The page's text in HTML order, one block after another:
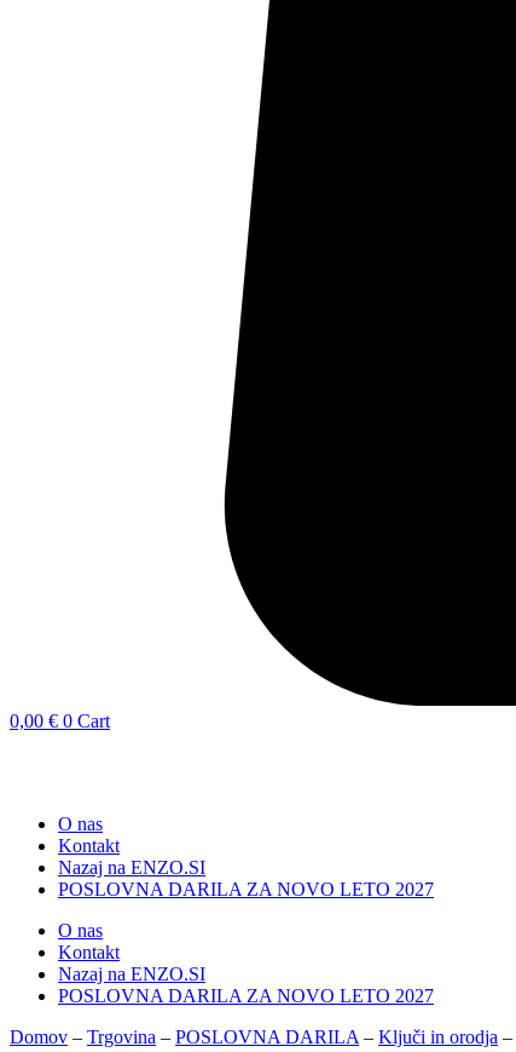
0,00 € 0 Cart
O nas
Kontakt
Nazaj na ENZO.SI
POSLOVNA DARILA ZA NOVO LETO 2027
O nas
Kontakt
Nazaj na ENZO.SI
POSLOVNA DARILA ZA NOVO LETO 2027
Domov – Trgovina – POSLOVNA DARILA– Ključi in orodja –